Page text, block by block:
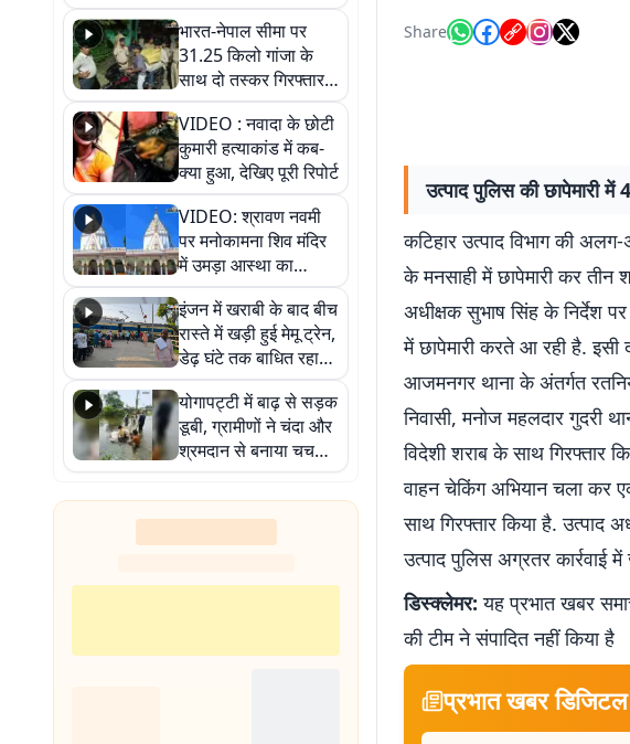
भारत-नेपाल सीमा पर
31.25 किलो गांजा के
साथ दो तस्कर गिरफ्तार,
नेपाली नंबर की बाइक
जब्त
VIDEO : नवादा के छोटी
कुमारी हत्याकांड में कब-
क्या हुआ, देखिए पूरी रिपोर्ट
VIDEO: श्रावण नवमी
पर मनोकामना शिव मंदिर
में उमड़ा आस्था का
सैलाब, हर-हर महादेव के
जयघोष से गूंजा परिसर
इंजन में खराबी के बाद बीच
रास्ते में खड़ी हुई मेमू ट्रेन,
डेढ़ घंटे तक बाधित रहा
आवागमन
योगापट्टी में बाढ़ से सड़क
डूबी, ग्रामीणों ने चंदा और
श्रमदान से बनाया चचरी
पुल
Share
उत्पाद पुलिस की छापेमारी
कटिहार उत्पाद विभाग की
के मनसाही में छापेमारी कर तीन
अधीक्षक सुभाष सिंह के निर्देश
में छापेमारी करते आ रही है. इसी
आजमनगर थाना के अंतर्गत
निवासी, मनोज महलदार गुदरी
विदेशी शराब के साथ गिरफ्तार
वाहन चेकिंग अभियान चला कर
साथ गिरफ्तार किया है. उत्पाद
उत्पाद पुलिस अग्रतर कार्रवाई
डिस्क्लेमर: यह प्रभात खबर
की टीम ने संपादित नहीं किया है
प्रभात खबर डिजिटल